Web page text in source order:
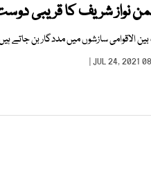
نواز شریف کا قریبی
الاقوامی سازشوں میں مددگار بن جاتے